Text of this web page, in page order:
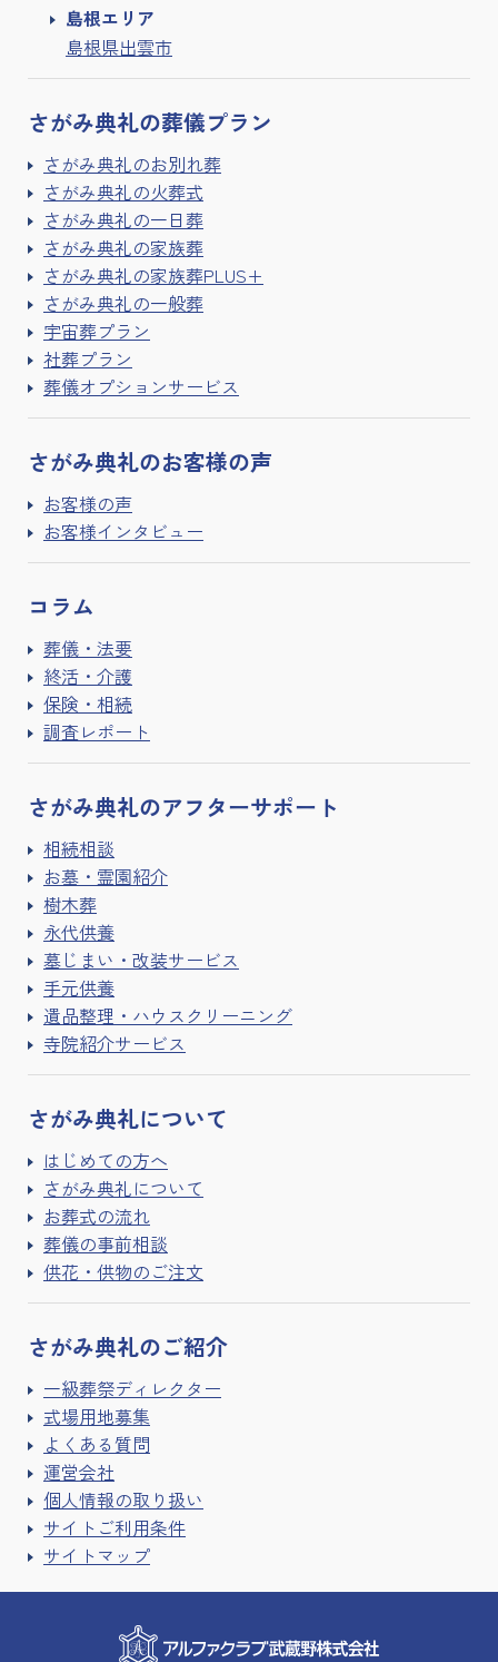
島根エリア
島根県出雲市
さがみ典礼の葬儀プラン
さがみ典礼のお別れ葬
さがみ典礼の火葬式
さがみ典礼の一日葬
さがみ典礼の家族葬
さがみ典礼の家族葬PLUS+
さがみ典礼の一般葬
宇宙葬プラン
社葬プラン
葬儀オプションサービス
さがみ典礼のお客様の声
お客様の声
お客様インタビュー
コラム
葬儀・法要
終活・介護
保険・相続
調査レポート
さがみ典礼のアフターサポート
相続相談
お墓・霊園紹介
樹木葬
永代供養
墓じまい・改装サービス
手元供養
遺品整理・ハウスクリーニング
寺院紹介サービス
さがみ典礼について
はじめての方へ
さがみ典礼について
お葬式の流れ
葬儀の事前相談
供花・供物のご注文
さがみ典礼のご紹介
一級葬祭ディレクター
式場用地募集
よくある質問
運営会社
個人情報の取り扱い
サイトご利用条件
サイトマップ